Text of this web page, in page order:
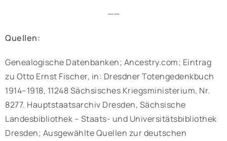
——
Quellen:
Genealogische Datenbanken; Ancestry.com; Eintrag
zu Otto Ernst Fischer, in: Dresdner Totengedenkbuch
1914–1918, 11248 Sächsisches Kriegsministerium, Nr.
8277. Hauptstaatsarchiv Dresden, Sächsische
Landesbibliothek – Staats- und Universitätsbibliothek
Dresden; Ausgewählte Quellen zur deutschen